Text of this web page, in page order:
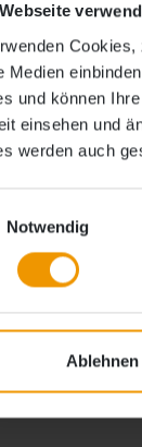
Medien
und können
einsehen und
werden auch
Notwendig
Ablehnen
sicher,
an,
vorbei.
0